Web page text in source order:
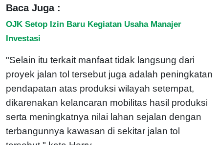
Baca Juga :
OJK Setop Izin Baru Kegiatan Usaha Manajer
Investasi
"Selain itu terkait manfaat tidak langsung dari
proyek jalan tol tersebut juga adalah peningkatan
pendapatan atas produksi wilayah setempat,
dikarenakan kelancaran mobilitas hasil produksi
serta meningkatnya nilai lahan sejalan dengan
terbangunnya kawasan di sekitar jalan tol